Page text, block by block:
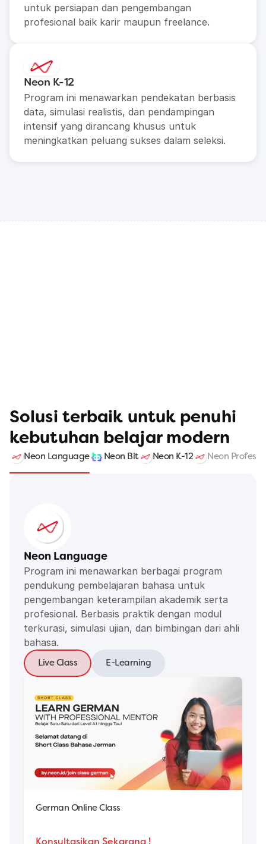
untuk persiapan dan pengembangan
profesional baik karir maupun freelance.
Neon K-12
Program ini menawarkan pendekatan berbasis
data, simulasi realistis, dan pendampingan
intensif yang dirancang khusus untuk
meningkatkan peluang sukses dalam seleksi.
Solusi terbaik untuk penuhi
kebutuhan belajar modern
Neon Language Neon Bit Neon K-12 Neon
Neon Language
Program ini menawarkan berbagai program
pendukung pembelajaran bahasa untuk
pengembangan keterampilan akademik serta
profesional. Berbasis praktik dengan modul
terkurasi, simulasi ujian, dan bimbingan dari ahli
bahasa.
Live Class E-Learning
German Online Class